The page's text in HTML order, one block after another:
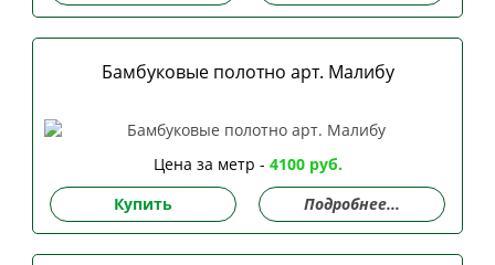
Бамбуковые полотно арт. Малибу
Цена за метр - 4100 руб.
Купить
Подробнее...